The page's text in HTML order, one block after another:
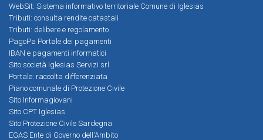
WebSit: Sistema informativo territoriale Comune di Iglesias
Tributi: consulta rendite catastali
Tributi: delibere e regolamento
PagoPa Portale dei pagamenti
IBAN e pagamenti informatici
Sito società Iglesias Servizi srl
Portale: raccolta differenziata
Piano comunale di Protezione Civile
Sito Informagiovani
Sito CPT Iglesias
Sito Protezione Civile Sardegna
EGAS Ente di Governo dell'Ambito